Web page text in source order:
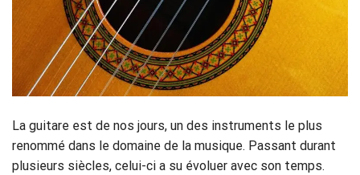
La guitare est de nos jours, un des instruments le plus
renommé dans le domaine de la musique. Passant durant
plusieurs siècles, celui-ci a su évoluer avec son temps.